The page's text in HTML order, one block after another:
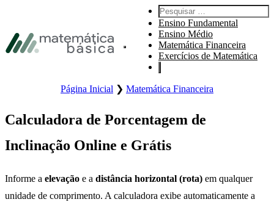
Pular Rodapé
Abre o menu principal do site.
Pesquisar por:
Ensino Fundamental
Ensino Médio
Matemática Financeira
Exercícios de Matemática
Página Inicial ❯ Matemática Financeira
Calculadora de Porcentagem de
Inclinação Online e Grátis
Informe a elevação e a distância horizontal (rota) em qualquer
unidade de comprimento. A calculadora exibe automaticamente a